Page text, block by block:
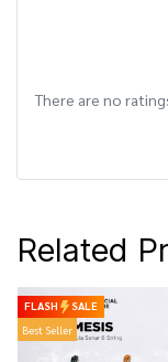
There are no
Related
FLASH
SALE
Best Seller